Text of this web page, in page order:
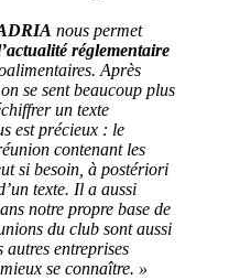
nous permet
réglementaire
Après
se sent beaucoup plus
un texte
est précieux : le
contenant les
si besoin, à postériori
texte. Il a aussi
notre propre base de
du club sont aussi
autres entreprises
se connaître. »